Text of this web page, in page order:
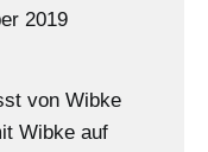
2019
von Wibke
Wibke auf